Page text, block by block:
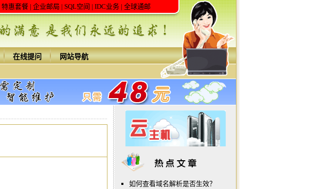
特惠套餐| 企业邮局 | SQL空间 | IDC业务| 全球通邮
在线提问
网站导航
如何查看域名解析是否生效？